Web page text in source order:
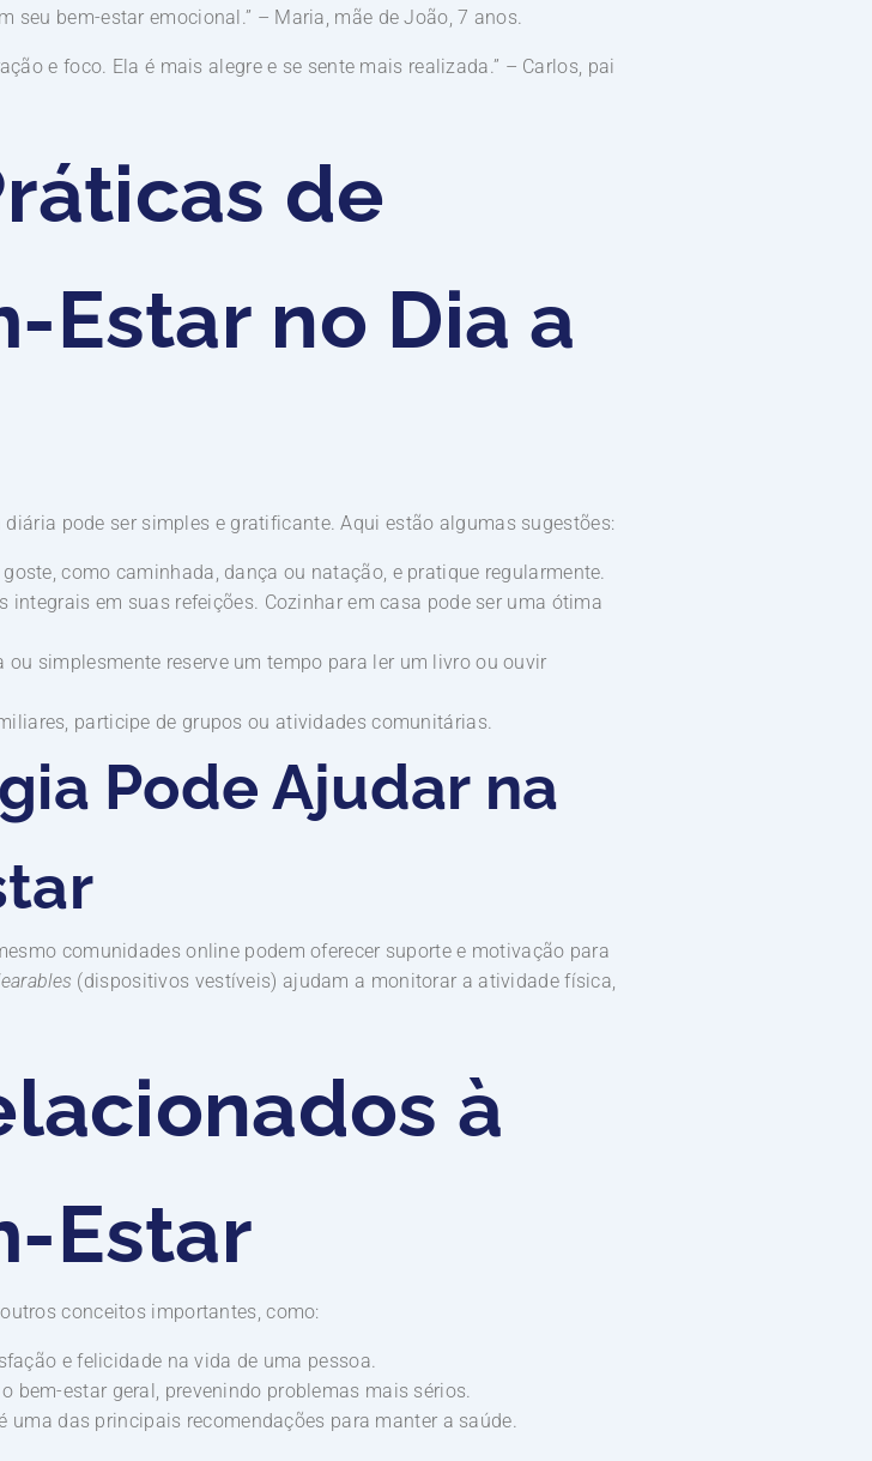
bem-estar emocional.” – Maria, mãe de João, 7 anos.
e foco. Ela é mais alegre e se sente mais realizada.” – Carlos, pai
de
Estar no Dia a
pode ser simples e gratificante. Aqui estão algumas sugestões:
como caminhada, dança ou natação, e pratique regularmente.
integrais em suas refeições. Cozinhar em casa pode ser uma ótima
ou simplesmente reserve um tempo para ler um livro ou ouvir
participe de grupos ou atividades comunitárias.
Pode Ajudar na
comunidades online podem oferecer suporte e motivação para
(dispositivos vestíveis) ajudam a monitorar a atividade física,
à
Estar
conceitos importantes, como:
e felicidade na vida de uma pessoa.
bem-estar geral, prevenindo problemas mais sérios.
das principais recomendações para manter a saúde.